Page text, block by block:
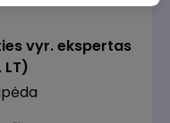
vyr. ekspertas